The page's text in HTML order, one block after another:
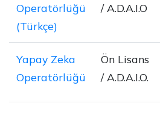
Operatörlüğü
(Türkçe)
/ A.D.A.I.O
Yapay Zeka
Operatörlüğü
Ön Lisans
/ A.D.A.I.O.